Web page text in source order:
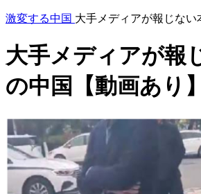
激変する中国 大手メディアが報じない
大手メディアが報
の中国【動画あり】